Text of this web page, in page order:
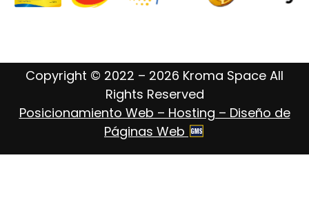
Copyright © 2022 – 2026 Kroma Space All
Rights Reserved
Posicionamiento Web – Hosting – Diseño de
Páginas Web